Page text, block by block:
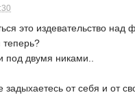
это издевательство над
под двумя никами..
от себя и от